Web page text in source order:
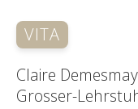
VITA
Claire
Grosser-